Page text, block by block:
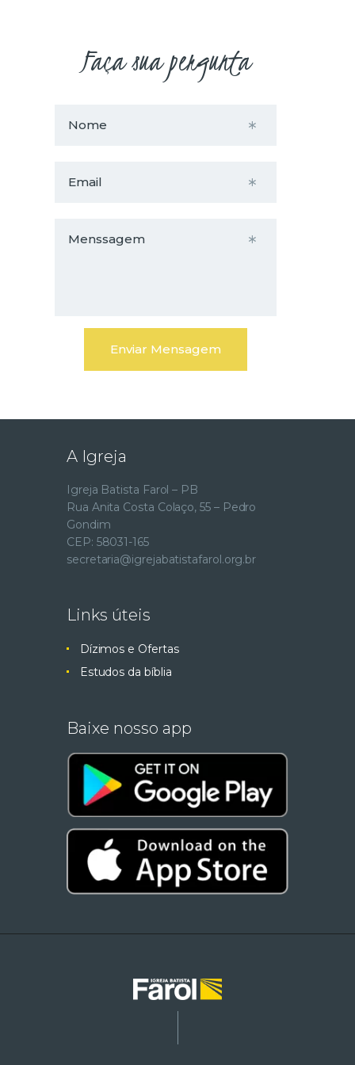
Faça sua pergunta
A Igreja
Igreja Batista Farol – PB
Rua Anita Costa Colaço, 55 – Pedro
Gondim
CEP: 58031-165
secretaria@igrejabatistafarol.org.br
Links úteis
Dízimos e Ofertas
Estudos da bíblia
Baixe nosso app